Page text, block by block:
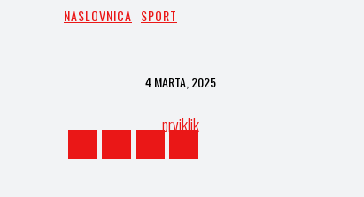
NASLOVNICA SPORT
4 MARTA, 2025
prviklik